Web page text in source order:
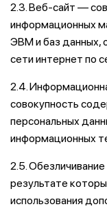
2.3. Веб-сайт —
информационных
ЭВМ и баз данных,
сети интернет по
2.4.
совокупность
персональных
информационных
2.5.
результате
использования